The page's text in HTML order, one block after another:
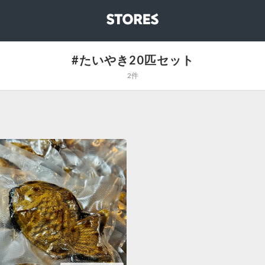
STORES
#たいやき20匹セット
2件